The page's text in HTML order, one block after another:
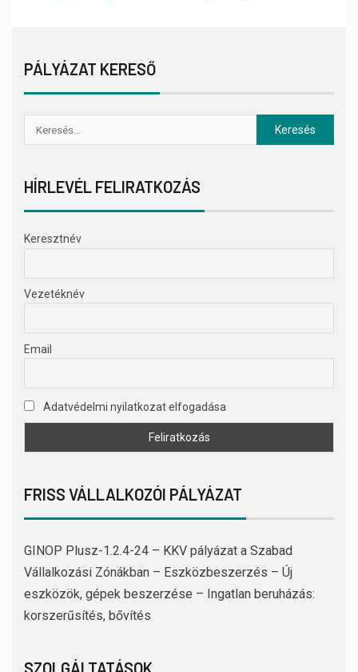
PÁLYÁZAT KERESŐ
HÍRLEVÉL FELIRATKOZÁS
Keresztnév
Vezetéknév
Email
Adatvédelmi nyilatkozat elfogadása
FRISS VÁLLALKOZÓI PÁLYÁZAT
GINOP Plusz-1.2.4-24 – KKV pályázat a Szabad
Vállalkozási Zónákban – Eszközbeszerzés – Új
eszközök, gépek beszerzése – Ingatlan beruházás:
korszerűsítés, bővítés